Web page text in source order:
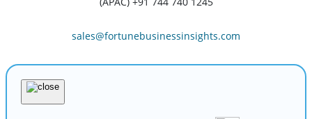
sales@fortunebusinessinsights.com